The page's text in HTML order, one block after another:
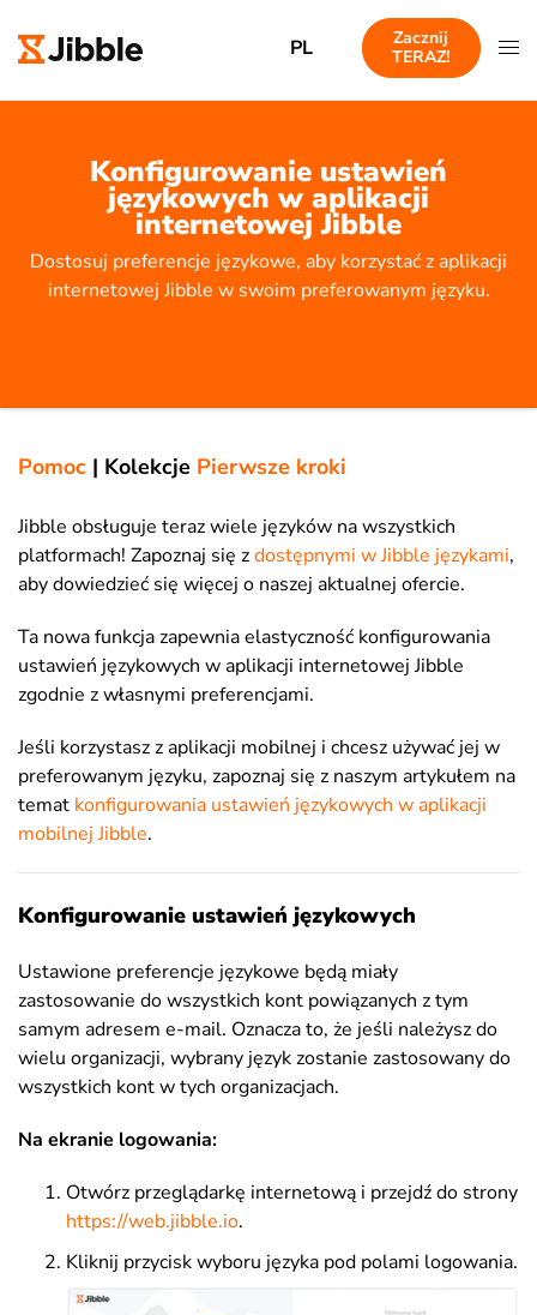
PL
Zacznij
TERAZ!
Konfigurowanie ustawień
językowych w aplikacji
internetowej Jibble
Dostosuj preferencje językowe, aby korzystać z aplikacji
internetowej Jibble w swoim preferowanym języku.
Pomoc | Kolekcje Pierwsze kroki
Jibble obsługuje teraz wiele języków na wszystkich
platformach! Zapoznaj się zdostępnymi w Jibble językami,
aby dowiedzieć się więcej o naszej aktualnej ofercie.
Ta nowa funkcja zapewnia elastyczność konfigurowania
ustawień językowych w aplikacji internetowej Jibble
zgodnie z własnymi preferencjami.
Jeśli korzystasz z aplikacji mobilnej i chcesz używać jej w
preferowanym języku, zapoznaj się z naszym artykułem na
temat konfigurowania ustawień językowych w aplikacji
mobilnej Jibble.
Konfigurowanie ustawień językowych
Ustawione preferencje językowe będą miały
zastosowanie do wszystkich kont powiązanych z tym
samym adresem e-mail. Oznacza to, że jeśli należysz do
wielu organizacji, wybrany język zostanie zastosowany do
wszystkich kont w tych organizacjach.
Na ekranie logowania:
Otwórz przeglądarkę internetową i przejdź do strony
https://web.jibble.io.
Kliknij przycisk wyboru języka pod polami logowania.